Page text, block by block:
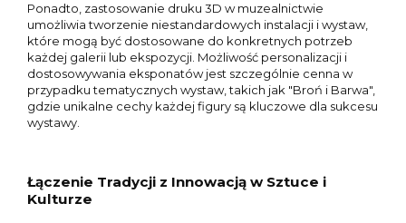
Ponadto, zastosowanie druku 3D w muzealnictwie
umożliwia tworzenie niestandardowych instalacji i wystaw,
które mogą być dostosowane do konkretnych potrzeb
każdej galerii lub ekspozycji. Możliwość personalizacji i
dostosowywania eksponatów jest szczególnie cenna w
przypadku tematycznych wystaw, takich jak "Broń i Barwa",
gdzie unikalne cechy każdej figury są kluczowe dla sukcesu
wystawy.
Łączenie Tradycji z Innowacją w Sztuce i
Kulturze